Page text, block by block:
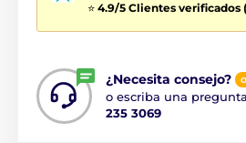
⭐ 4.9/5 Clientes verificados
¿Necesita consejo?
o escriba una
235 3069